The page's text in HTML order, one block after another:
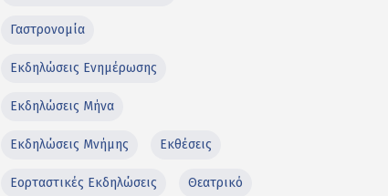
Γαστρονομία
Εκδηλώσεις Ενημέρωσης
Εκδηλώσεις Μήνα
Εκδηλώσεις Μνήμης Εκθέσεις
Εορταστικές Εκδηλώσεις Θεατρικό